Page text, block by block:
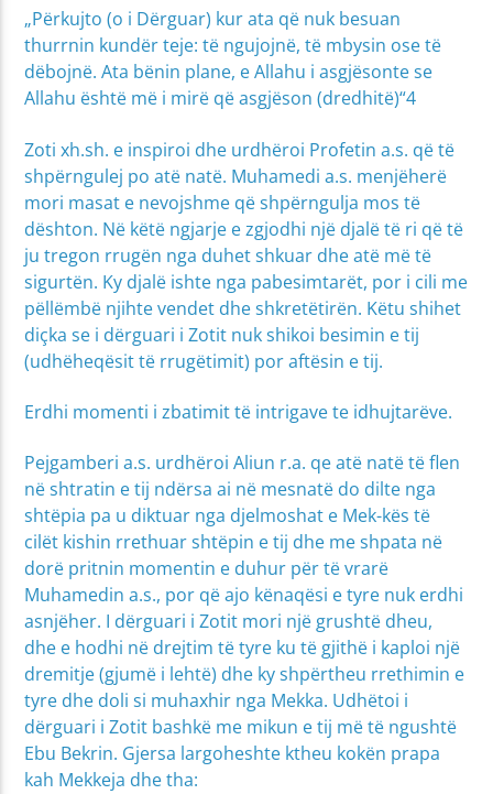
„Përkujto (o i Dërguar) kur ata që nuk besuan
thurrnin kundër teje: të ngujojnë, të mbysin ose të
dëbojnë. Ata bënin plane, e Allahu i asgjësonte se
Allahu është më i mirë që asgjëson (dredhitë)“4
Zoti xh.sh. e inspiroi dhe urdhëroi Profetin a.s. që të
shpërngulej po atë natë. Muhamedi a.s. menjëherë
mori masat e nevojshme që shpërngulja mos të
dështon. Në këtë ngjarje e zgjodhi një djalë të ri që të
ju tregon rrugën nga duhet shkuar dhe atë më të
sigurtën. Ky djalë ishte nga pabesimtarët, por i cili me
pëllëmbë njihte vendet dhe shkretëtirën. Këtu shihet
diçka se i dërguari i Zotit nuk shikoi besimin e tij
(udhëheqësit të rrugëtimit) por aftësin e tij.
Erdhi momenti i zbatimit të intrigave te idhujtarëve.
Pejgamberi a.s. urdhëroi Aliun r.a. qe atë natë të flen
në shtratin e tij ndërsa ai në mesnatë do dilte nga
shtëpia pa u diktuar nga djelmoshat e Mek-kës të
cilët kishin rrethuar shtëpin e tij dhe me shpata në
dorë pritnin momentin e duhur për të vrarë
Muhamedin a.s., por që ajo kënaqësi e tyre nuk erdhi
asnjëher. I dërguari i Zotit mori një grushtë dheu,
dhe e hodhi në drejtim të tyre ku të gjithë i kaploi një
dremitje (gjumë i lehtë) dhe ky shpërtheu rrethimin e
tyre dhe doli si muhaxhir nga Mekka. Udhëtoi i
dërguari i Zotit bashkë me mikun e tij më të ngushtë
Ebu Bekrin. Gjersa largoheshte ktheu kokën prapa
kah Mekkeja dhe tha: